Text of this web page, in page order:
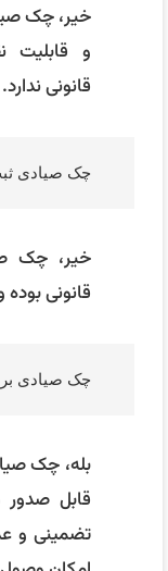
خیر، چک
و قابلیت
قانونی ندارد.
چک صیادی
خیر، چک
قانونی
چک صیادی
بله، چک
قابل
تضمینی و